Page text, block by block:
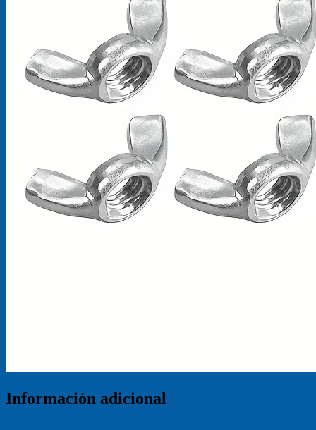
Información adicional